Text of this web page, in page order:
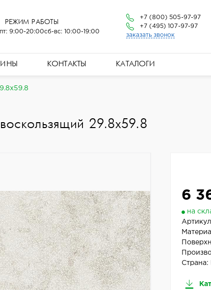
РЕЖИМ РАБОТЫ
9:00-20:00сб-вс: 10:00-19:00
+7 (800) 505-97-97
+7 (495) 107-97-97
заказать звонок
КОНТАКТЫ КАТАЛОГИ
29.8x59.8
6
на
Страна: